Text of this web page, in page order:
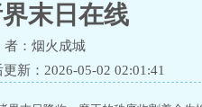
末日在线
：烟火成城
新：2026-05-02 02:01:41